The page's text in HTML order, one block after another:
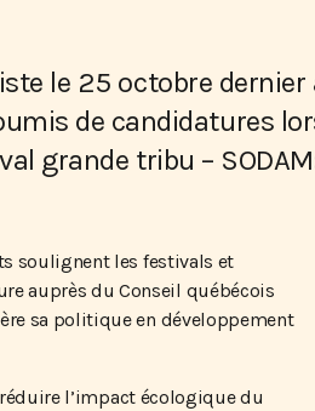
le 25 octobre dernier
de candidatures
grande tribu –
soulignent les festivals et
auprès du Conseil québécois
sa politique en développement
l’impact écologique du